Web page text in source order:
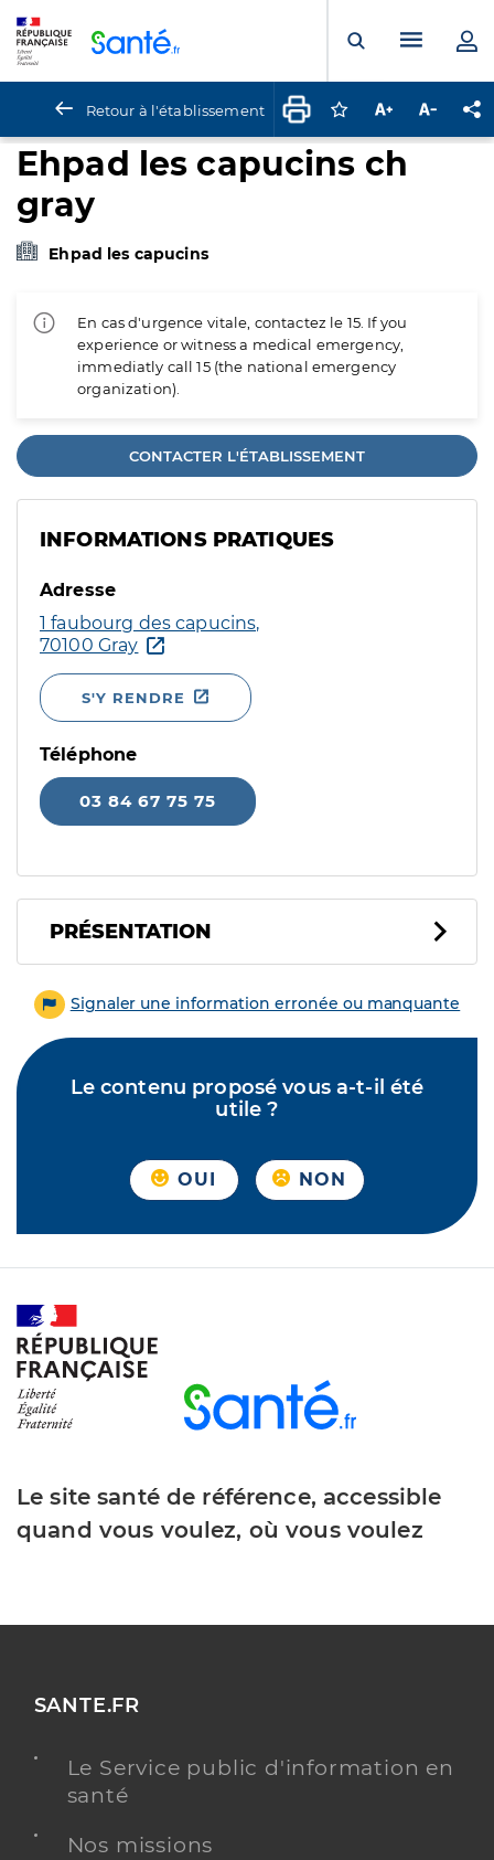
Ouvrir laMenu
Retour à l'établissement Connectez-vous
Augmenter la
Ehpad les capucins ch
gray
Ehpad les capucins
En cas d'urgence vitale, contactez le 15. If you
experience or witness a medical emergency,
immediatly call 15 (the national emergency
organization).
CONTACTER L'ÉTABLISSEMENT
INFORMATIONS PRATIQUES
Adresse
1 faubourg des capucins,
70100 Gray
S'Y RENDRE
Téléphone
03 84 67 75 75
PRÉSENTATION
Signaler une information erronée ou manquante
Le contenu proposé vous a-t-il été
utile ?
OUI NON
Le site santé de référence, accessible
quand vous voulez, où vous voulez
SANTE.FR
Le Service public d'information en
santé
Nos missions